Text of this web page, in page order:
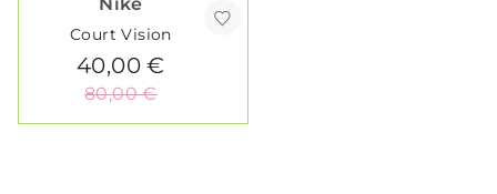
Court Vision
40,00 €
80,00 €